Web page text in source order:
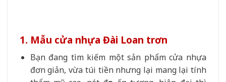
1. Mẫu cửa nhựa Đài Loan trơn
Bạn đang tìm kiếm một sản phẩm cửa nhựa
đơn giản, vừa túi tiền nhưng lại mang lại tính